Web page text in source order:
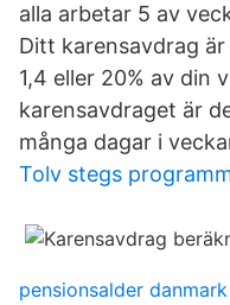
alla arbetar 5 av
Ditt karensavdrag
1,4 eller 20% av din
karensavdraget är
många dagar i
Tolv stegs
pensionsalder